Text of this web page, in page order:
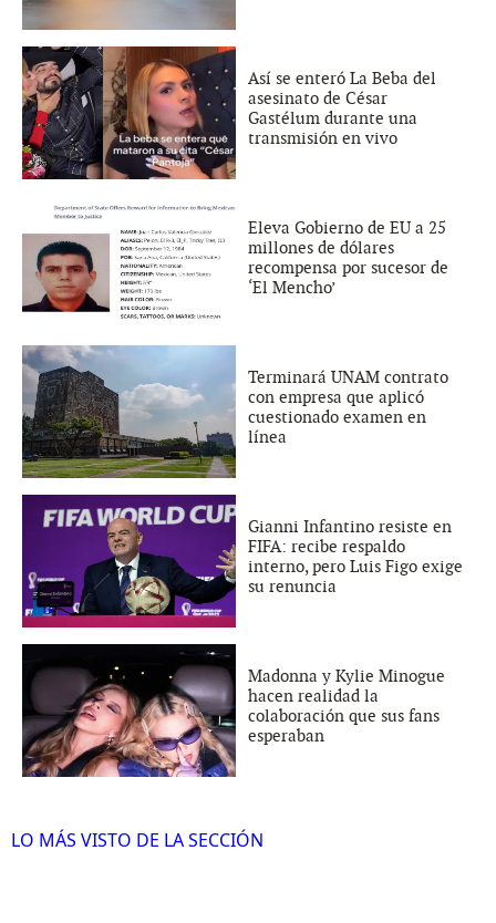
Así se enteró La Beba del
asesinato de César
Gastélum durante una
transmisión en vivo
Eleva Gobierno de EU a 25
millones de dólares
recompensa por sucesor de
‘El Mencho’
Terminará UNAM contrato
con empresa que aplicó
cuestionado examen en
línea
Gianni Infantino resiste en
FIFA: recibe respaldo
interno, pero Luis Figo exige
su renuncia
Madonna y Kylie Minogue
hacen realidad la
colaboración que sus fans
esperaban
LO MÁS VISTO DE LA SECCIÓN